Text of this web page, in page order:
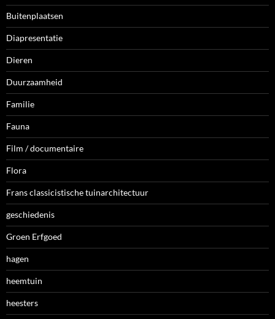
Buitenplaatsen
Diapresentatie
Dieren
Duurzaamheid
Familie
Fauna
Film / documentaire
Flora
Frans classicistische tuinarchitectuur
geschiedenis
Groen Erfgoed
hagen
heemtuin
heesters